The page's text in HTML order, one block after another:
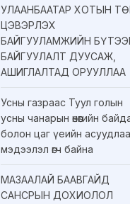
УЛААНБААТАР ХОТЫН
ЦЭВЭРЛЭХ
БАЙГУУЛАМЖИЙН
БАЙГУУЛАЛТ ДУУСАЖ,
АШИГЛАЛТАД ОРУУЛЛАА
Усны газраас Туул голын
усны чанарын өнөөгийн
болон цаг үеийн
мэдээлэл өгч байна
МАЗААЛАЙ БААВГАЙД
САНСРЫН ДОХИОЛОЛ